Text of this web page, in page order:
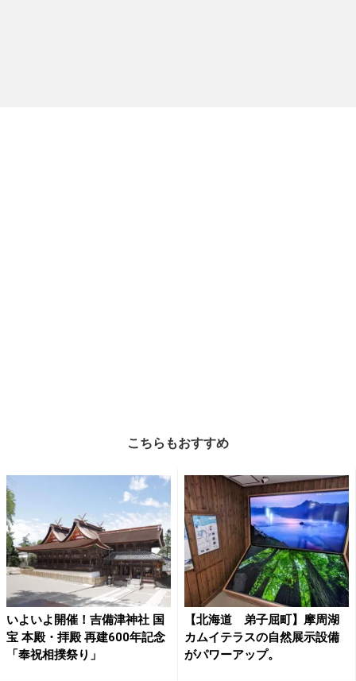
こちらもおすすめ
いよいよ開催！吉備津神社 国
宝 本殿・拝殿 再建600年記念
「奉祝相撲祭り」
【北海道 弟子屈町】摩周湖
カムイテラスの自然展示設備
がパワーアップ。